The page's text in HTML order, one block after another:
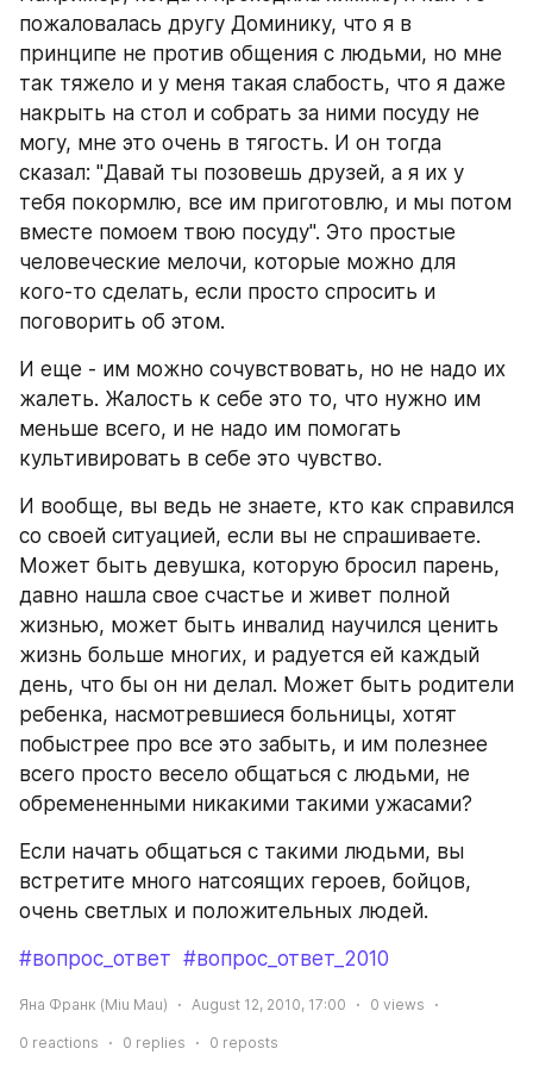
пожаловалась другу Доминику, что я в
принципе не против общения с людьми, но мне
так тяжело и у меня такая слабость, что я даже
накрыть на стол и собрать за ними посуду не
могу, мне это очень в тягость. И он тогда
сказал: "Давай ты позовешь друзей, а я их у
тебя покормлю, все им приготовлю, и мы потом
вместе помоем твою посуду". Это простые
человеческие мелочи, которые можно для
кого-то сделать, если просто спросить и
поговорить об этом.
И еще - им можно сочувствовать, но не надо их
жалеть. Жалость к себе это то, что нужно им
меньше всего, и не надо им помогать
культивировать в себе это чувство.
И вообще, вы ведь не знаете, кто как справился
со своей ситуацией, если вы не спрашиваете.
Может быть девушка, которую бросил парень,
давно нашла свое счастье и живет полной
жизнью, может быть инвалид научился ценить
жизнь больше многих, и радуется ей каждый
день, что бы он ни делал. Может быть родители
ребенка, насмотревшиеся больницы, хотят
побыстрее про все это забыть, и им полезнее
всего просто весело общаться с людьми, не
обремененными никакими такими ужасами?
Если начать общаться с такими людьми, вы
встретите много натсоящих героев, бойцов,
очень светлых и положительных людей.
#вопрос_ответ #вопрос_ответ_2010
Яна Франк (Miu Mau) August 12, 2010, 17:00 0 views
0 reactions 0 replies 0 reposts